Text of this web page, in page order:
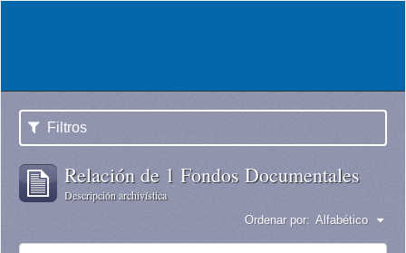
Filtros
Relación de 1 Fondos Documentales
Descripción archivística
Ordenar por: Alfabético